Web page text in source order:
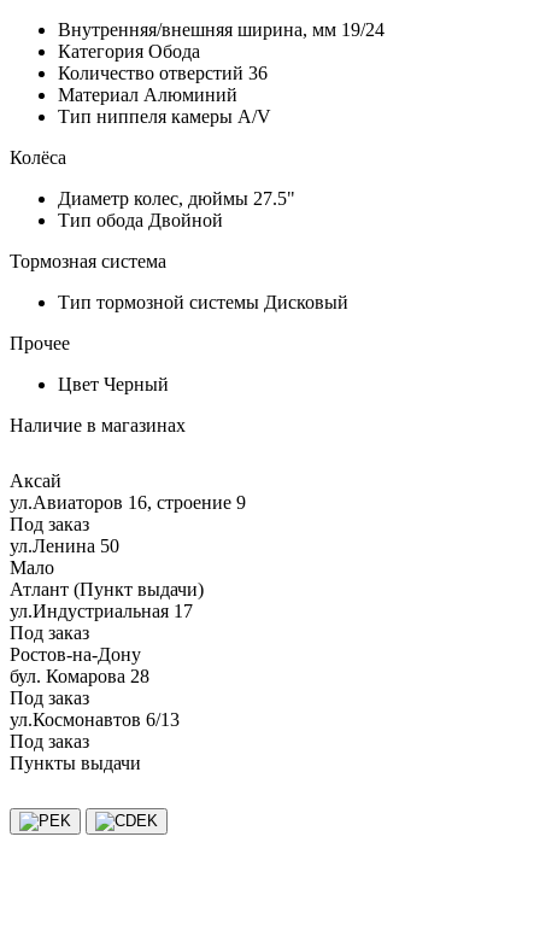
Внутренняя/внешняя ширина, мм 19/24
Категория Обода
Количество отверстий 36
Материал Алюминий
Тип ниппеля камеры A/V
Колёса
Диаметр колес, дюймы 27.5"
Тип обода Двойной
Тормозная система
Тип тормозной системы Дисковый
Прочее
Цвет Черный
Наличие в магазинах
Аксай
ул.Авиаторов 16, строение 9
Под заказ
ул.Ленина 50
Мало
Атлант (Пункт выдачи)
ул.Индустриальная 17
Под заказ
Ростов-на-Дону
бул. Комарова 28
Под заказ
ул.Космонавтов 6/13
Под заказ
Пункты выдачи